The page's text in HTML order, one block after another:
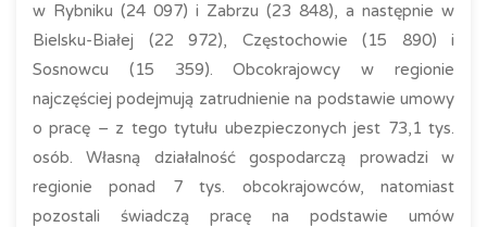
w Rybniku (24 097) i Zabrzu (23 848), a następnie w
Bielsku-Białej (22 972), Częstochowie (15 890) i
Sosnowcu (15 359). Obcokrajowcy w regionie
najczęściej podejmują zatrudnienie na podstawie umowy
o pracę – z tego tytułu ubezpieczonych jest 73,1 tys.
osób. Własną działalność gospodarczą prowadzi w
regionie ponad 7 tys. obcokrajowców, natomiast
pozostali świadczą pracę na podstawie umów